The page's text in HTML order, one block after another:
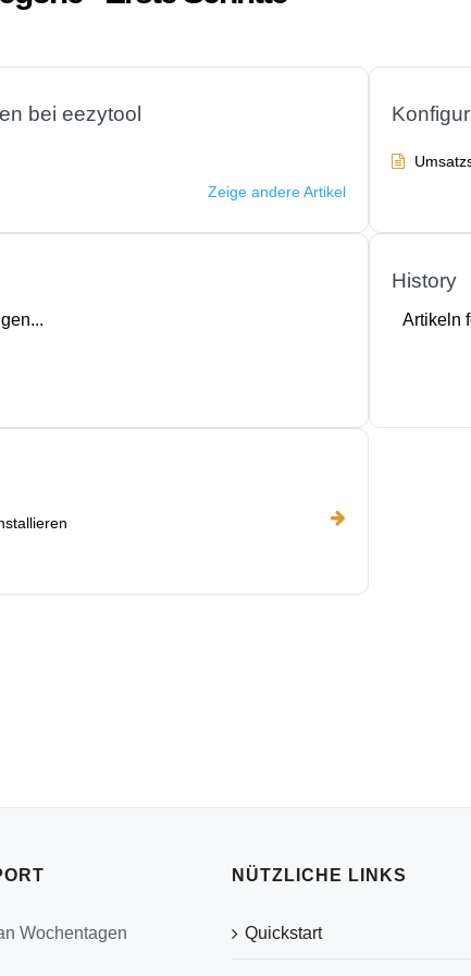
bei eezytool
Zeige andere Artikel
History
Artikeln
Wochentagen
NÜTZLICHE LINKS
Quickstart